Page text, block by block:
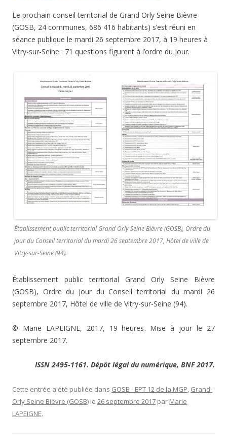
Le prochain conseil territorial de Grand Orly Seine Bièvre
(GOSB, 24 communes, 686 416 habitants) s’est réuni en
séance publique le mardi 26 septembre 2017, à 19 heures à
Vitry-sur-Seine : 71 questions figurent à l’ordre du jour.
Établissement public territorial Grand Orly Seine Bièvre (GOSB), Ordre du
jour du Conseil territorial du mardi 26 septembre 2017, Hôtel de ville de
Vitry-sur-Seine (94).
Établissement public territorial Grand Orly Seine Bièvre
(GOSB), Ordre du jour du Conseil territorial du mardi 26
septembre 2017, Hôtel de ville de Vitry-sur-Seine (94).
© Marie LAPEIGNE, 2017, 19 heures. Mise à jour le 27
septembre 2017.
ISSN 2495-1161. Dépôt légal du numérique, BNF 2017.
Cette entrée a été publiée dans GOSB - EPT 12 de la MGP, Grand-
Orly Seine Bièvre (GOSB) le 26 septembre 2017 par Marie
LAPEIGNE.